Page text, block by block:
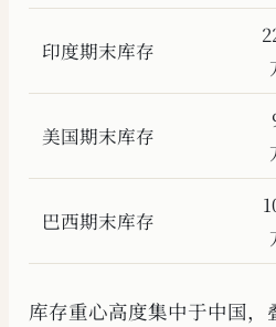
印度期末库存
美国期末库存
巴西期末库存
库存重心高度集中于中国